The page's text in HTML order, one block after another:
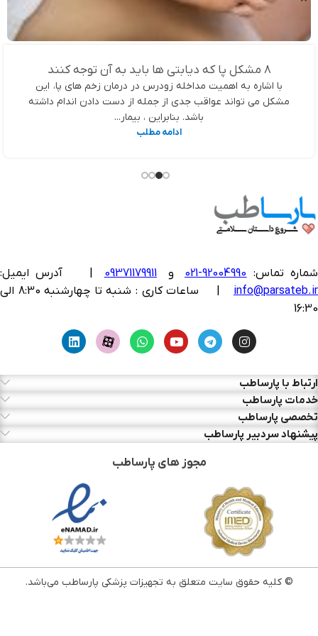
8 مشکل پا که دیابتی ها باید به آن توجه کنند
با اشاره به اهميت مداخله زودرس در درمان زخم هاي پا، اين
مشكل مي تواند عواقب جدي از جمله از دست دادن اندام داشته
باشد. بنابراین ، بیمار...
ادامه مطلب
شماره تماس: 92004990-021 و 09371179911
آدرس ایمیل:
info@parsateb.ir
| ساعات کاری : شنبه تا چهارشنبه 8:30 الی
16:30
ارتباط با پارساطب
خدمات پارساطب
تخصصی پارساطب
پیشنهاد سردبیر پارساطب
مجوز های پارساطب
© کلیه حقوق سایت متعلق به تجهیزات پزشکی پارساطب می‌باشد.